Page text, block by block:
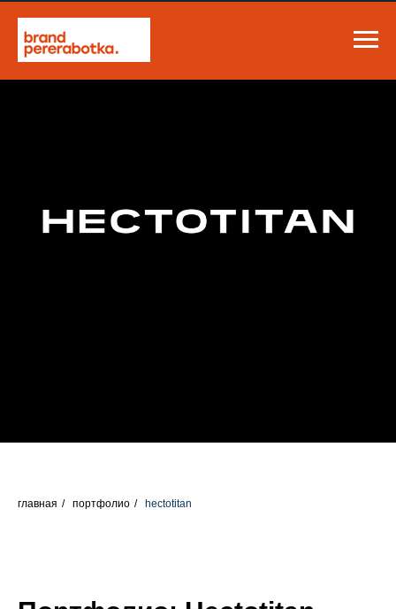
главная / портфолио / hectotitan